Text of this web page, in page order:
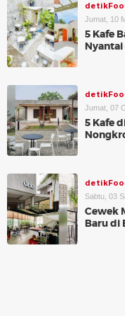
Jumat, 10
5 Kafe
Nyantai
Jumat, 07
5 Kafe
Sabtu, 03
Cewek
Baru di